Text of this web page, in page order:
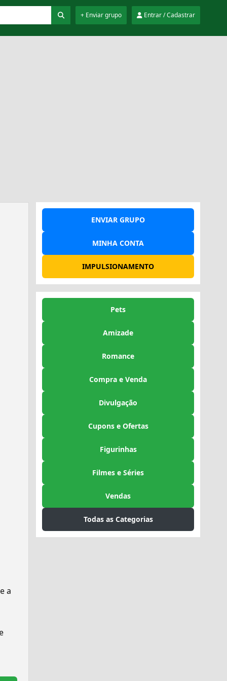
Entrar / Cadastrar
+ Enviar grupo
a
ENVIAR GRUPO
MINHA CONTA
IMPULSIONAMENTO
Pets
Amizade
Romance
Compra e Venda
Divulgação
Cupons e Ofertas
Figurinhas
Filmes e Séries
Vendas
Todas as Categorias